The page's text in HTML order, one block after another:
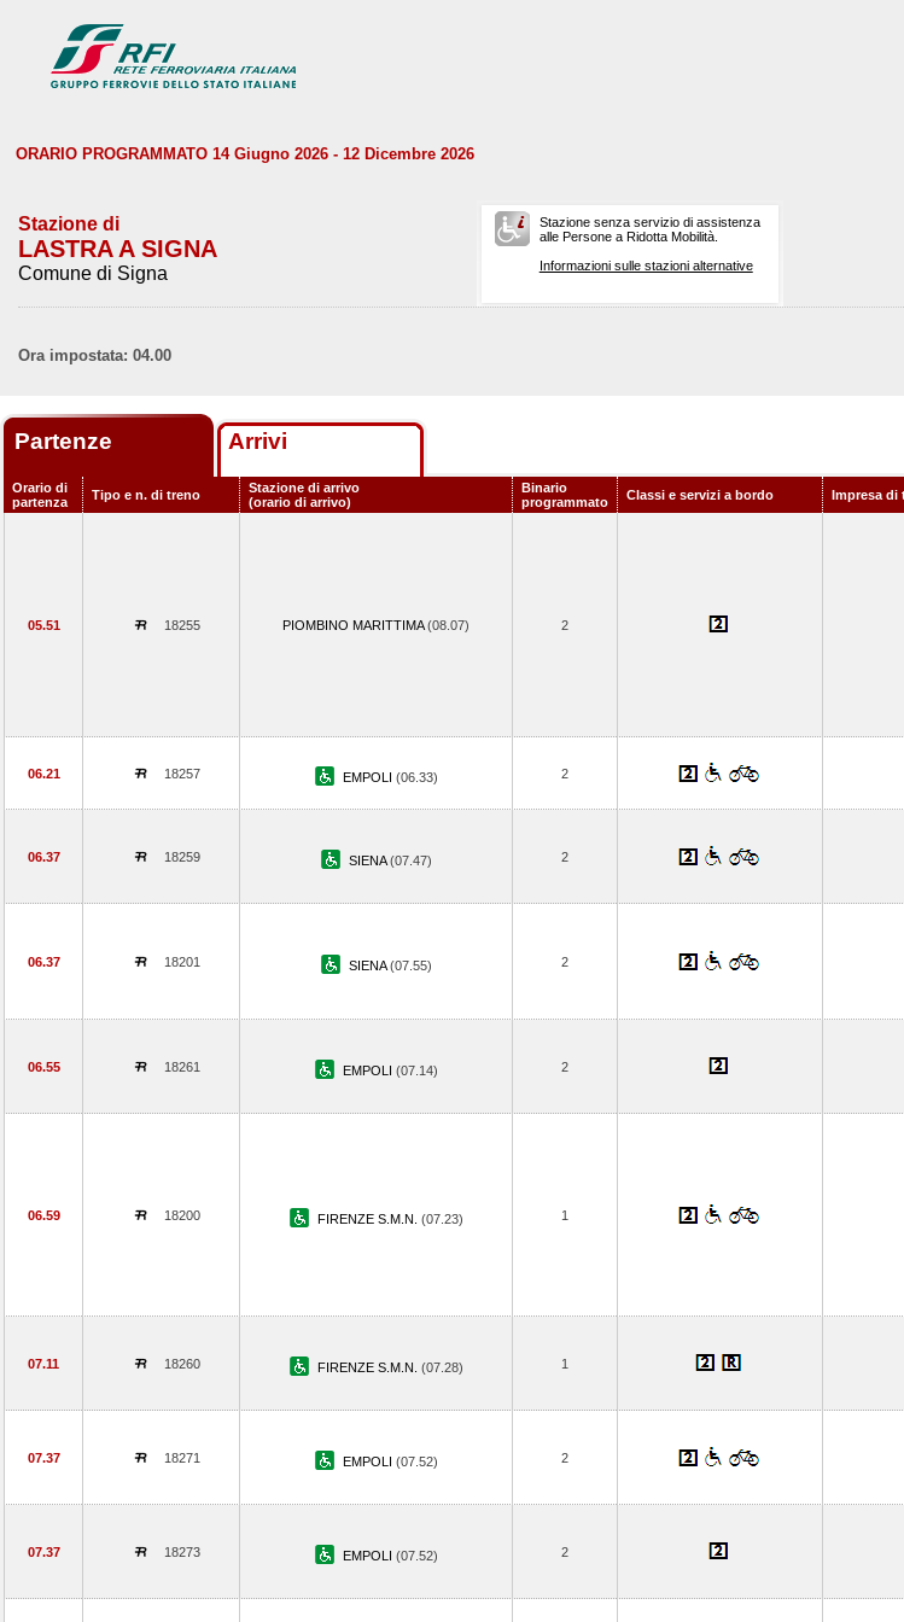
ORARIO PROGRAMMATO 14 Giugno 2026 - 12 Dicembre 2026
Stazione di
LASTRA A SIGNA
Comune di Signa
Stazione senza servizio di assistenza
alle Persone a Ridotta Mobilità.
Informazioni sulle stazioni alternative
Ora impostata: 04.00
Partenze Arrivi
Orario di
partenza
Tipo e n. di treno
Stazione di arrivo
(orario di arrivo)
Binario
programmato
Classi e servizi a bordo Impresa di
05.51 18255 PIOMBINO MARITTIMA(08.07) 2
06.21 18257 EMPOLI (06.33) 2
06.37 18259 SIENA(07.47) 2
06.37 18201 SIENA(07.55) 2
06.55 18261 EMPOLI (07.14) 2
06.59 18200 FIRENZE S.M.N. (07.23) 1
07.11 18260 FIRENZE S.M.N. (07.28) 1
07.37 18271 EMPOLI (07.52) 2
07.37 18273 EMPOLI (07.52) 2